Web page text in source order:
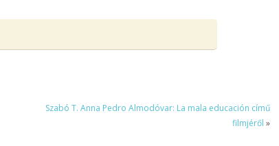
Szabó T. Anna Pedro Almodóvar: La mala educación című
filmjéről »